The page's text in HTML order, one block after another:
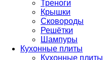
Треноги
Крышки
Сковороды
Решётки
Шампуры
Кухонные плиты
Кухонные плиты